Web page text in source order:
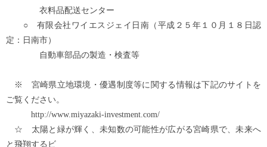
衣料品配送センター
○ 有限会社ワイエスジェイ日南（平成２５年１０月１８日認
定：日南市）
自動車部品の製造・検査等
※ 宮崎県立地環境・優遇制度等に関する情報は下記のサイトを
ご覧ください。
http://www.miyazaki-investment.com/
☆ 太陽と緑が輝く、未知数の可能性が広がる宮崎県で、未来へ
と飛翔するビ